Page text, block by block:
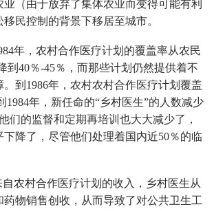
（由于放弃了集体农业而变得可能有利
民控制的背景下移居至城市。
年，农村合作医疗计划的覆盖率从农民
到40％-45％，而那些计划仍然提供着不
到1986年，农村农村合作医疗计划覆盖
1984年，新任命的“乡村医生”的人数减少
们的监督和定期再培训也大大减少了，
降了，尽管他们处理着国内近50％的临
农村合作医疗计划的收入，乡村医生从
药物销售创收，从而导致了对公共卫生工